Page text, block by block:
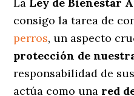
consigo la tarea de
perros, un aspecto
protección de
responsabilidad de
actúa como una red